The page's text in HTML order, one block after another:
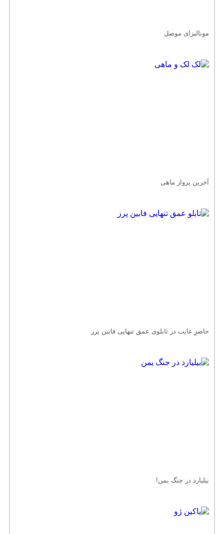
مونالیزای موصل
آخرین پرواز ماهی
حاضرِ غایب در تابلوی عمق تنهایی فابین پرز
بیلیارد در جنگ یمن!